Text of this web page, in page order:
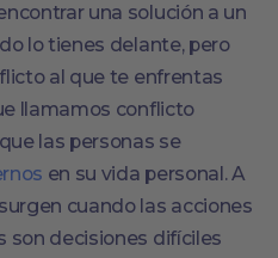
una solución a un
lo tienes delante, pero
al que te enfrentas
llamamos conflicto
las personas se
en su vida personal. A
cuando las acciones
son decisiones difíciles